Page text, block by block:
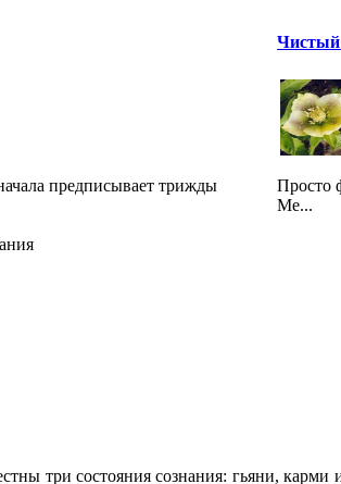
предписывает трижды
Чистый
Просто
Ме...
три состояния сознания: гьяни,